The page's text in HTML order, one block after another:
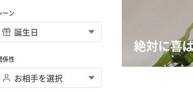
ーン
係性
絶対に喜